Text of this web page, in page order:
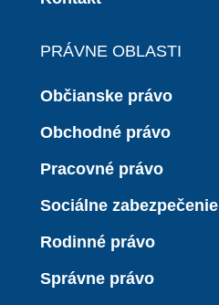
PRÁVNE OBLASTI
Občianske právo
Obchodné právo
Pracovné právo
Sociálne zabezpečenie
Rodinné právo
Správne právo